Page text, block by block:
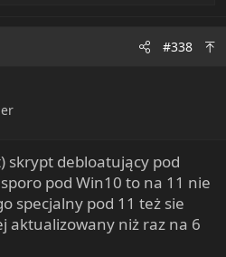
#338
skrypt debloatujący pod
pod Win10 to na 11 nie
specjalny pod 11 też sie
aktualizowany niż raz na 6